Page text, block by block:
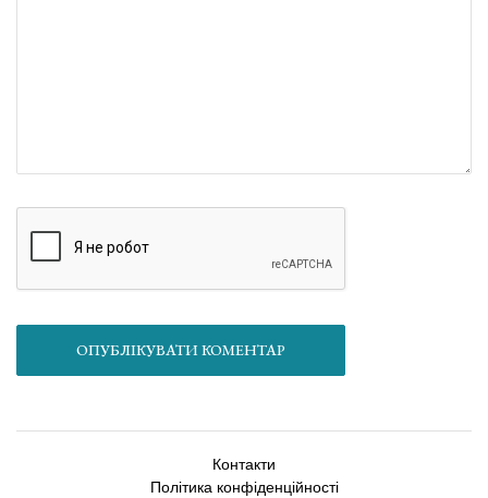
ОПУБЛІКУВАТИ КОМЕНТАР
Контакти
Політика конфіденційності